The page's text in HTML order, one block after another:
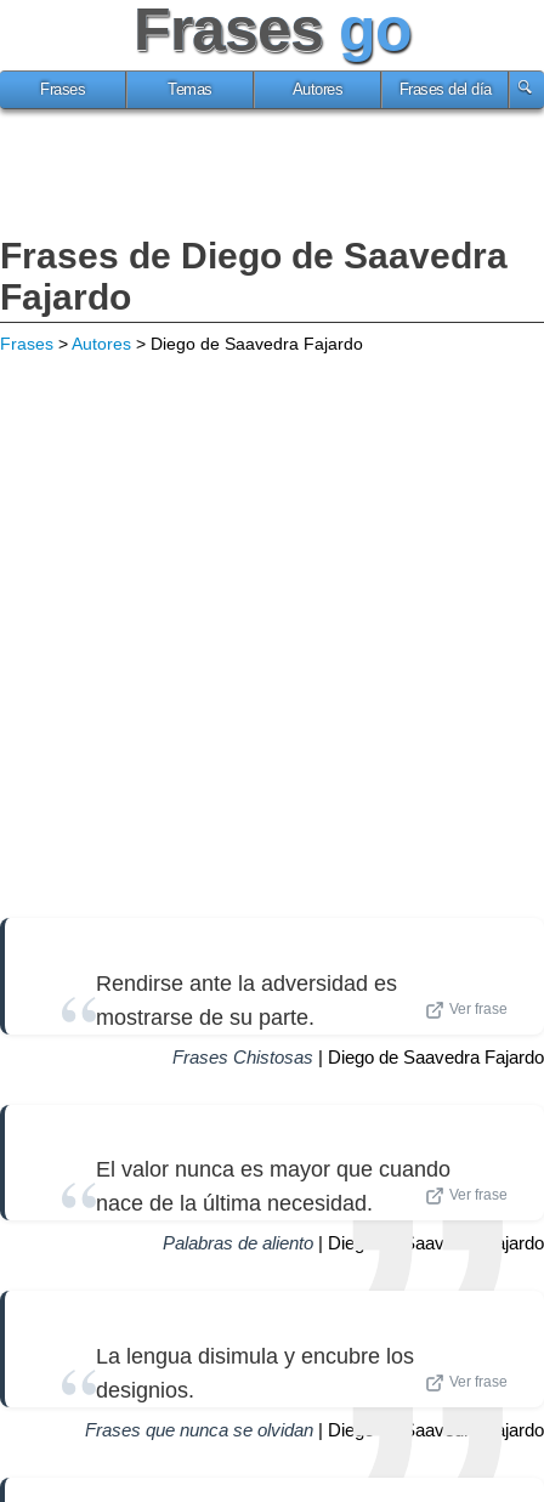
Frases go
Frases Temas Autores Frases del día
Frases de Diego de Saavedra
Fajardo
Frases >Autores > Diego de Saavedra Fajardo
Rendirse ante la adversidad es
mostrarse de su parte.
Ver frase
Frases Chistosas | Diego de Saavedra Fajardo
El valor nunca es mayor que cuando
nace de la última necesidad.
Ver frase
Palabras de aliento | Diego de Saavedra Fajardo
La lengua disimula y encubre los
designios.
Ver frase
Frases que nunca se olvidan | Diego de Saavedra Fajardo